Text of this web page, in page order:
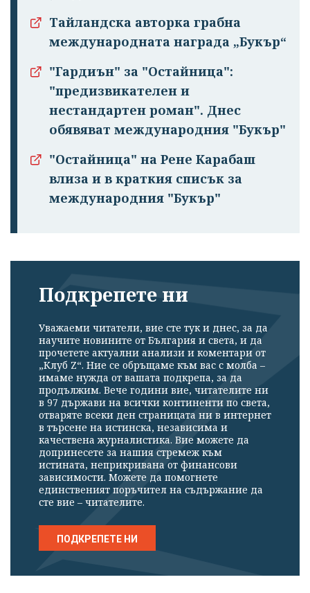
Тайландска авторка грабна
международната награда „Букър“
"Гардиън" за "Остайница":
"предизвикателен и
нестандартен роман". Днес
обявяват международния "Букър"
"Остайница" на Рене Карабаш
влиза и в краткия списък за
международния "Букър"
Подкрепете ни
Уважаеми читатели, вие сте тук и днес, за да
научите новините от България и света, и да
прочетете актуални анализи и коментари от
„Клуб Z“. Ние се обръщаме към вас с молба –
имаме нужда от вашата подкрепа, за да
продължим. Вече години вие, читателите ни
в 97 държави на всички континенти по света,
отваряте всеки ден страницата ни в интернет
в търсене на истинска, независима и
качествена журналистика. Вие можете да
допринесете за нашия стремеж към
истината, неприкривана от финансови
зависимости. Можете да помогнете
единственият поръчител на съдържание да
сте вие – читателите.
ПОДКРЕПЕТЕ НИ